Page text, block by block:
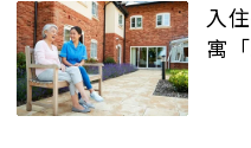
入
寓